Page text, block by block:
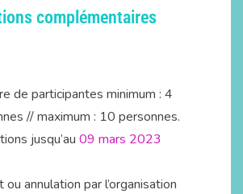
complémentaires
de participantes minimum : 4
// maximum : 10 personnes.
jusqu’au 09 mars 2023
ou annulation par l’organisation